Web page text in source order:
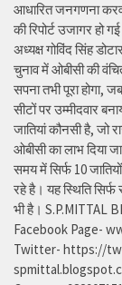
आधारित जनगणना
की रिपोर्ट उजागर हो
अध्यक्ष गोविंद सिंह
चुनाव में ओबीसी की
सपना तभी पूरा होगा,
सीटों पर उम्मीदवार
जातियां कौनसी है, जो
ओबीसी का लाभ दिया
समय में सिर्फ 10
रहे है। यह स्थिति सिर्फ
भी है। S.P.MITTAL
Facebook Page-
Twitter- https://